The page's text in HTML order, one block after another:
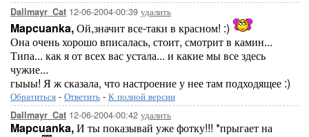
Dallmayr_Cat 12-06-2004-00:39 удалить
Mapcuanka,Ой,значит все-таки в красном! :)
Она очень хорошо вписалась, стоит, смотрит в камин...
Типа... как я от всех вас устала... и какие мы все здесь
чужие...
гыыы! Я ж сказала, что настроение у нее там подходящее :)
Обратиться - Ответить - К полной версии
Dallmayr_Cat 12-06-2004-00:42 удалить
Mapcuanka,И ты показывай уже фотку!!! *прыгает на